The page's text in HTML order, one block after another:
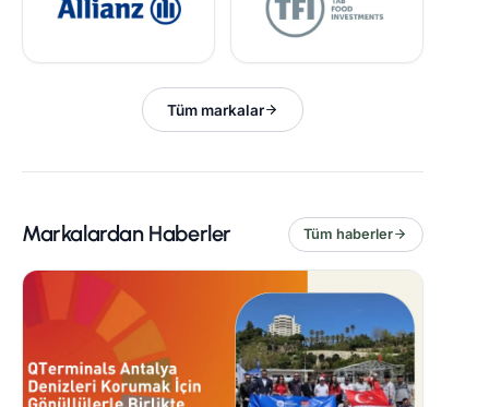
Tüm markalar
Markalardan Haberler Tüm haberler